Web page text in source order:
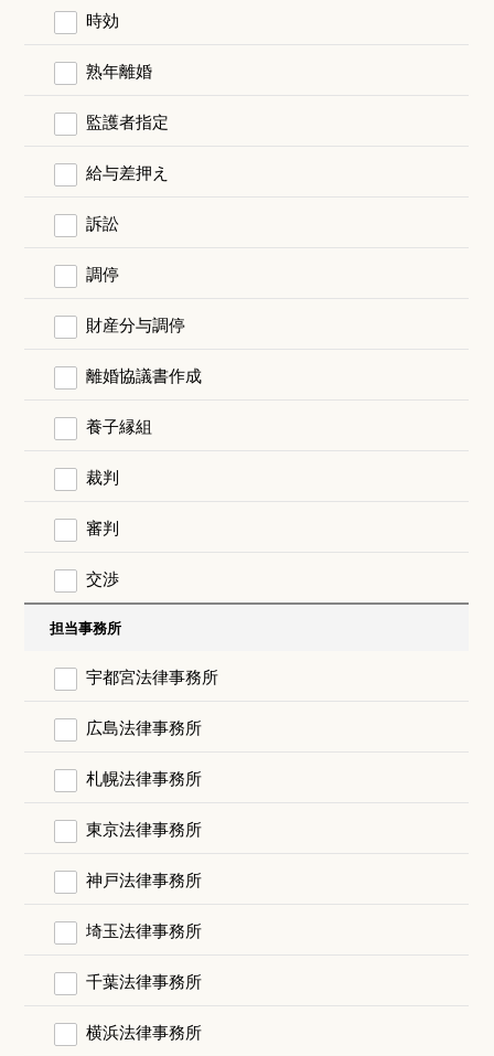
時効
熟年離婚
監護者指定
給与差押え
訴訟
調停
財産分与調停
離婚協議書作成
養子縁組
裁判
審判
交渉
担当事務所
宇都宮法律事務所
広島法律事務所
札幌法律事務所
東京法律事務所
神戸法律事務所
埼玉法律事務所
千葉法律事務所
横浜法律事務所